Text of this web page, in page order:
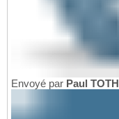
Envoyé par Paul TOTH